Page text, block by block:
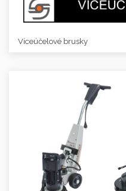
Víceúčelové brusky